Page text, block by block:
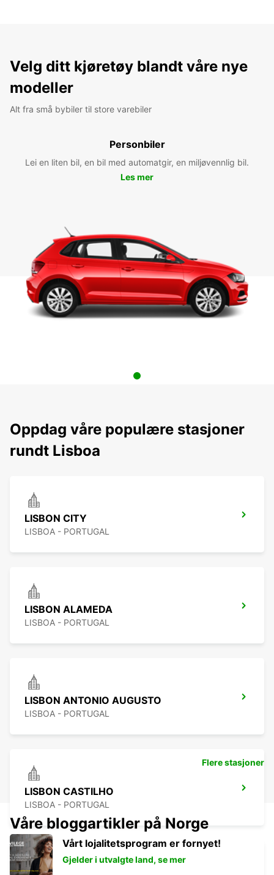
Velg ditt kjøretøy blandt våre nye
modeller
Alt fra små bybiler til store varebiler
Personbiler
Lei en liten bil, en bil med automatgir, en miljøvennlig bil.
Les mer
Oppdag våre populære stasjoner
rundt Lisboa
LISBON CITY
LISBOA - PORTUGAL
LISBON ALAMEDA
LISBOA - PORTUGAL
LISBON ANTONIO AUGUSTO
LISBOA - PORTUGAL
LISBON CASTILHO
LISBOA - PORTUGAL
Flere stasjoner
Våre bloggartikler på Norge
Vårt lojalitetsprogram er fornyet!
Gjelder i utvalgte land, se mer